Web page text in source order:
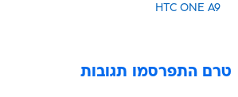
HTC ONE A9
טרם התפרסמו תגובות